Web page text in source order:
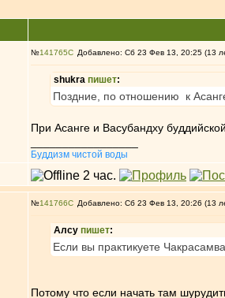
№141765 Добавлено: Сб 23 Фев 13, 20:25 (13
shukra пишет:
Поздние, по отношению к
При Асанге и Васубандху
Буддизм чистой воды
№141766 Добавлено: Сб 23 Фев 13, 20:26 (13
Алсу пишет:
Если вы практикуете
Потому что если начать там